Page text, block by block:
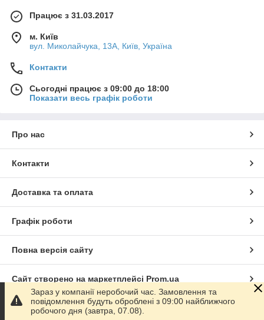
Працює з 31.03.2017
м. Київ
вул. Миколайчука, 13А, Київ, Україна
Контакти
Сьогодні працює з 09:00 до 18:00
Показати весь графік роботи
Про нас
Контакти
Доставка та оплата
Графік роботи
Повна версія сайту
Сайт створено на маркетплейсі Prom.ua
Політика конфіденційності
Зараз у компанії неробочий час. Замовлення та
повідомлення будуть оброблені з 09:00 найближчого
робочого дня (завтра, 07.08).